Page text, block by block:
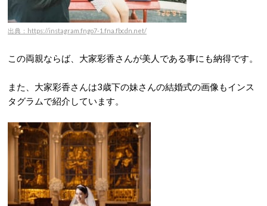
出典：https://instagram.fngo7-1.fna.fbcdn.net/
この両親ならば、大家彩香さんが美人である事にも納得です。
また、大家彩香さんは3歳下の妹さんの結婚式の画像もインス
タグラムで紹介しています。